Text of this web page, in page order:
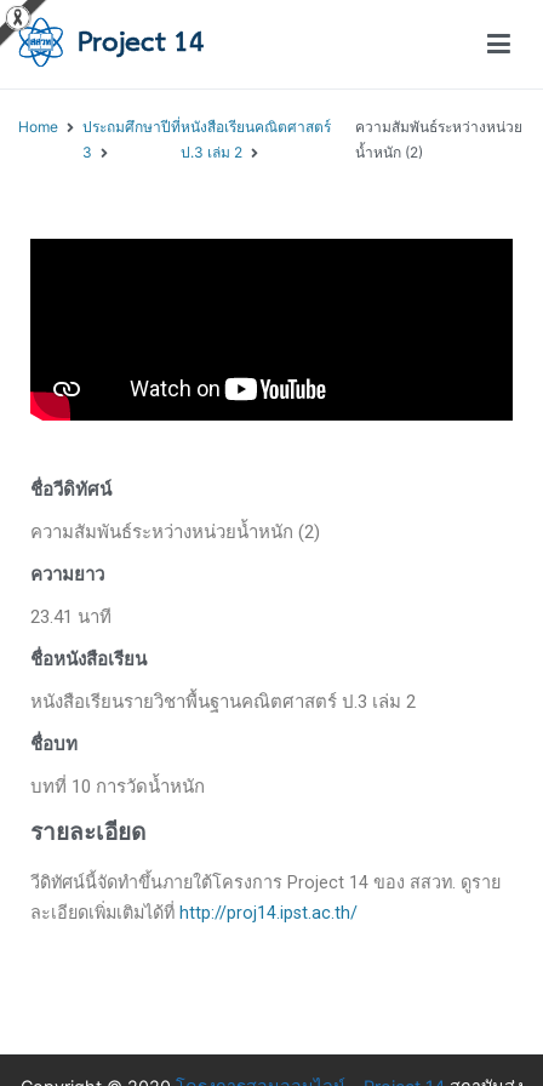
Home
ประถมศึกษาปีที่
3
หนังสือเรียนคณิตศาสตร์
ป.3 เล่ม 2
ความสัมพันธ์ระหว่างหน่วย
น้ำหนัก (2)
ชื่อวีดิทัศน์
ความสัมพันธ์ระหว่างหน่วยน้ำหนัก (2)
ความยาว
23.41 นาที
ชื่อหนังสือเรียน
หนังสือเรียนรายวิชาพื้นฐานคณิตศาสตร์ ป.3 เล่ม 2
ชื่อบท
บทที่ 10 การวัดน้ำหนัก
รายละเอียด
วีดิทัศน์นี้จัดทำขึ้นภายใต้โครงการ Project 14 ของ สสวท. ดูราย
ละเอียดเพิ่มเติมได้ที่ http://proj14.ipst.ac.th/